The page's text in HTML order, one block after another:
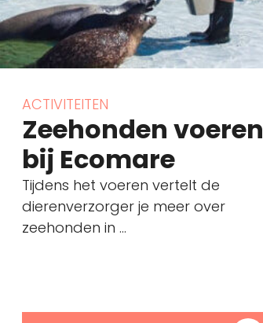
ACTIVITEITEN
Zeehonden voeren
bij Ecomare
Tijdens het voeren vertelt de
dierenverzorger je meer over
zeehonden in ...